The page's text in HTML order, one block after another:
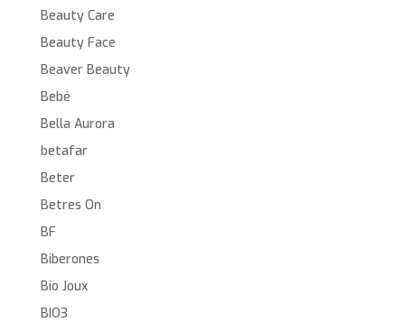
Beauty Care
Beauty Face
Beaver Beauty
Bebé
Bella Aurora
betafar
Beter
Betres On
BF
Biberones
Bio Joux
BIO3